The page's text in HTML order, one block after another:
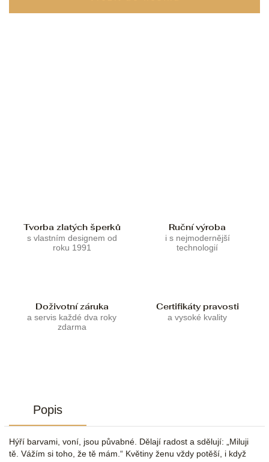
Tvorba zlatých šperků
s vlastním designem od
roku 1991
Ruční výroba
i s nejmodernější
technologií
Doživotní záruka
a servis každé dva roky
zdarma
Certifikáty pravosti
a vysoké kvality
Popis
Hýří barvami, voní, jsou půvabné. Dělají radost a sdělují: „Miluji
tě. Vážím si toho, že tě mám.“ Květiny ženu vždy potěší, i když